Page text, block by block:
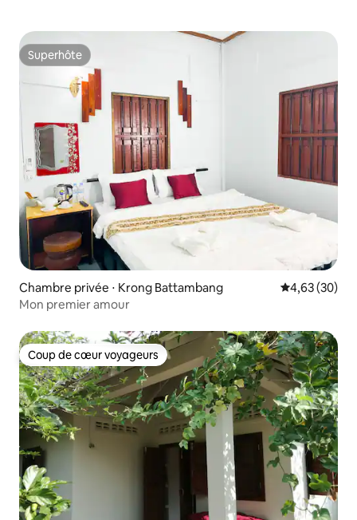
Superhôte
Superhôte
Chambre privée ⋅ Krong Battambang Évaluation
4,63 (30)
Mon premier amour
Coup de cœur voyageurs
Coup de cœur voyageurs